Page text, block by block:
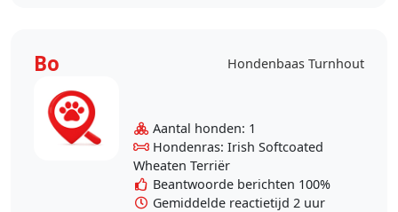
Bo Hondenbaas Turnhout
Aantal honden: 1
Hondenras: Irish Softcoated
Wheaten Terriër
Beantwoorde berichten 100%
Gemiddelde reactietijd 2 uur